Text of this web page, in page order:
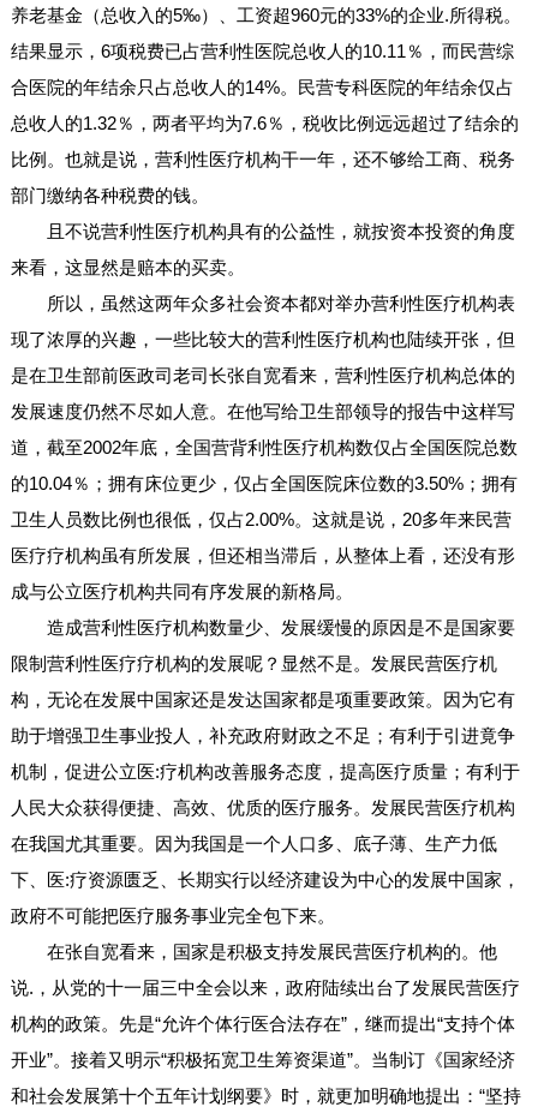
养老基金（总收入的5‰）、工资超960元的33%的企业.所得税。
结果显示，6项税费已占营利性医院总收人的10.11％，而民营综
合医院的年结余只占总收人的14%。民营专科医院的年结余仅占
总收人的1.32％，两者平均为7.6％，税收比例远远超过了结余的
比例。也就是说，营利性医疗机构干一年，还不够给工商、税务
部门缴纳各种税费的钱。
且不说营利性医疗机构具有的公益性，就按资本投资的角度
来看，这显然是赔本的买卖。
所以，虽然这两年众多社会资本都对举办营利性医疗机构表
现了浓厚的兴趣，一些比较大的营利性医疗机构也陆续开张，但
是在卫生部前医政司老司长张自宽看来，营利性医疗机构总体的
发展速度仍然不尽如人意。在他写给卫生部领导的报告中这样写
道，截至2002年底，全国营背利性医疗机构数仅占全国医院总数
的10.04％；拥有床位更少，仅占全国医院床位数的3.50%；拥有
卫生人员数比例也很低，仅占2.00%。这就是说，20多年来民营
医疗疗机构虽有所发展，但还相当滞后，从整体上看，还没有形
成与公立医疗机构共同有序发展的新格局。
造成营利性医疗机构数量少、发展缓慢的原因是不是国家要
限制营利性医疗疗机构的发展呢？显然不是。发展民营医疗机
构，无论在发展中国家还是发达国家都是项重要政策。因为它有
助于增强卫生事业投人，补充政府财政之不足；有利于引进竟争
机制，促进公立医:疗机构改善服务态度，提高医疗质量；有利于
人民大众获得便捷、高效、优质的医疗服务。发展民营医疗机构
在我国尤其重要。因为我国是一个人口多、底子薄、生产力低
下、医:疗资源匮乏、长期实行以经济建设为中心的发展中国家，
政府不可能把医疗服务事业完全包下来。
在张自宽看来，国家是积极支持发展民营医疗机构的。他
说.，从党的十一届三中全会以来，政府陆续出台了发展民营医疗
机构的政策。先是“允许个体行医合法存在”，继而提出“支持个体
开业”。接着又明示“积极拓宽卫生筹资渠道”。当制订《国家经济
和社会发展第十个五年计划纲要》时，就更加明确地提出：“坚持